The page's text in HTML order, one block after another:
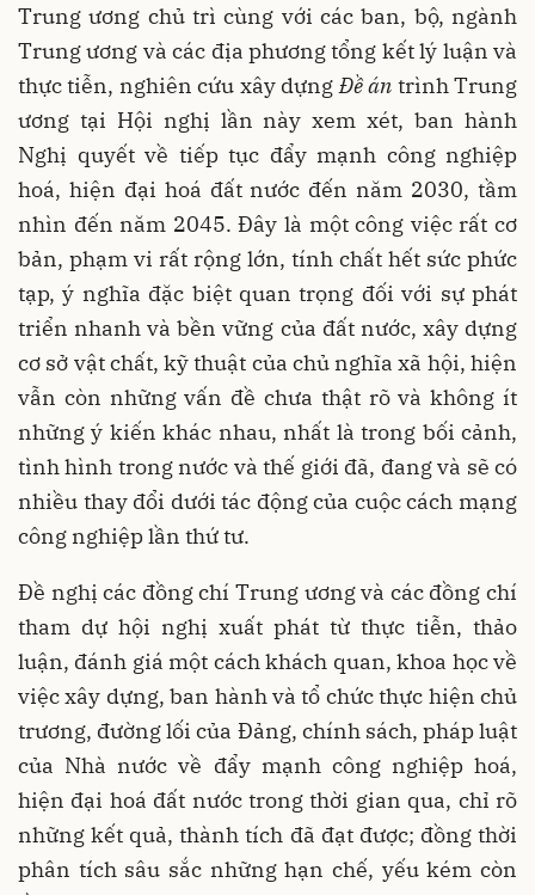
Trung ương chủ trì cùng với các ban, bộ, ngành
Trung ương và các địa phương tổng kết lý luận và
thực tiễn, nghiên cứu xây dựngĐề án trình Trung
ương tại Hội nghị lần này xem xét, ban hành
Nghị quyết về tiếp tục đẩy mạnh công nghiệp
hoá, hiện đại hoá đất nước đến năm 2030, tầm
nhìn đến năm 2045. Đây là một công việc rất cơ
bản, phạm vi rất rộng lớn, tính chất hết sức phức
tạp, ý nghĩa đặc biệt quan trọng đối với sự phát
triển nhanh và bền vững của đất nước, xây dựng
cơ sở vật chất, kỹ thuật của chủ nghĩa xã hội, hiện
vẫn còn những vấn đề chưa thật rõ và không ít
những ý kiến khác nhau, nhất là trong bối cảnh,
tình hình trong nước và thế giới đã, đang và sẽ có
nhiều thay đổi dưới tác động của cuộc cách mạng
công nghiệp lần thứ tư.
Đề nghị các đồng chí Trung ương và các đồng chí
tham dự hội nghị xuất phát từ thực tiễn, thảo
luận, đánh giá một cách khách quan, khoa học về
việc xây dựng, ban hành và tổ chức thực hiện chủ
trương, đường lối của Đảng, chính sách, pháp luật
của Nhà nước về đẩy mạnh công nghiệp hoá,
hiện đại hoá đất nước trong thời gian qua, chỉ rõ
những kết quả, thành tích đã đạt được; đồng thời
phân tích sâu sắc những hạn chế, yếu kém còn